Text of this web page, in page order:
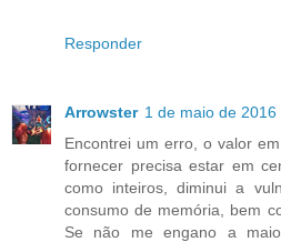
Responder
Arrowster 1 de maio de 2016
Encontrei um erro, o valor
fornecer precisa estar em
como inteiros, diminui a
consumo de memória, bem
Se não me engano a